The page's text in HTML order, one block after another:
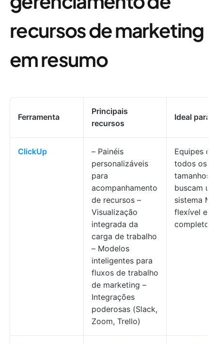
recursos de marketing
em resumo
Ferramenta
Principais
recursos
Ideal para
ClickUp
– Painéis
personalizáveis
para
acompanhamento
de recursos –
Visualização
integrada da
carga de trabalho
– Modelos
inteligentes para
fluxos de trabalho
de marketing –
Integrações
poderosas (Slack,
Zoom, Trello)
Equipes de
todos os
tamanhos
buscam um
sistema
flexível e
completo